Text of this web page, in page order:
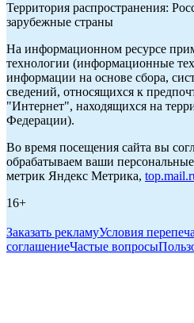
Территория распространения:
зарубежные страны
На информационном ресурсе
технологии (информационные
информации на основе сбора,
сведений, относящихся к
"Интернет", находящихся на
Федерации).
Во время посещения сайта вы
обрабатываем ваши
метрик Яндекс Метрика,
16+
Заказать рекламуУсловия
соглашениеЧастые вопросы